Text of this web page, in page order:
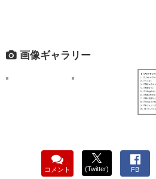
画像ギャラリー
コメント (Twitter) FB